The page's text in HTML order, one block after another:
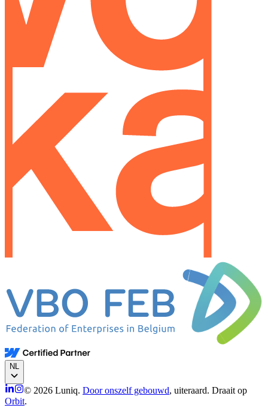
NL
© 2026 Luniq. Door onszelf gebouwd, uiteraard. Draait op
Orbit.